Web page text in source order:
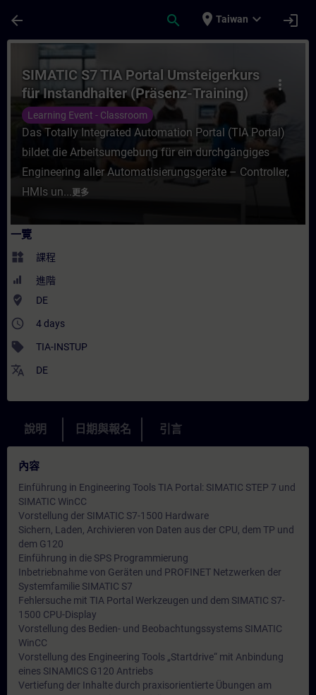
arrow_back search place Taiwan expand_more login
課程 - SIMATIC S7 TIA Portal
more_vert
SIMATIC S7 TIA Portal Umsteigerkurs
für Instandhalter (Präsenz-Training)
Learning Event - Classroom
Das Totally Integrated Automation Portal (TIA Portal)
bildet die Arbeitsumgebung für ein durchgängiges
Engineering aller Automatisierungsgeräte – Controller,
HMIs un...更多
一覽
widgets 課程
進階
where_to_vote DE
access_time 4 days
sell TIA-INSTUP
translate DE
說明 日期與報名 引言
內容
Einführung in Engineering Tools TIA Portal: SIMATIC STEP 7 und
SIMATIC WinCC
Vorstellung der SIMATIC S7-1500 Hardware
Sichern, Laden, Archivieren von Daten aus der CPU, dem TP und
dem G120
Einführung in die SPS Programmierung
Inbetriebnahme von Geräten und PROFINET Netzwerken der
Systemfamilie SIMATIC S7
Fehlersuche mit TIA Portal Werkzeugen und dem SIMATIC S7-
1500 CPU-Display
Vorstellung des Bedien- und Beobachtungssystems SIMATIC
WinCC
Vorstellung des Engineering Tools „Startdrive“ mit Anbindung
eines SINAMICS G120 Antriebs
Vertiefung der Inhalte durch praxisorientierte Übungen am